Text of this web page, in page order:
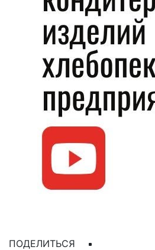
ПОДЕЛИТЬСЯ